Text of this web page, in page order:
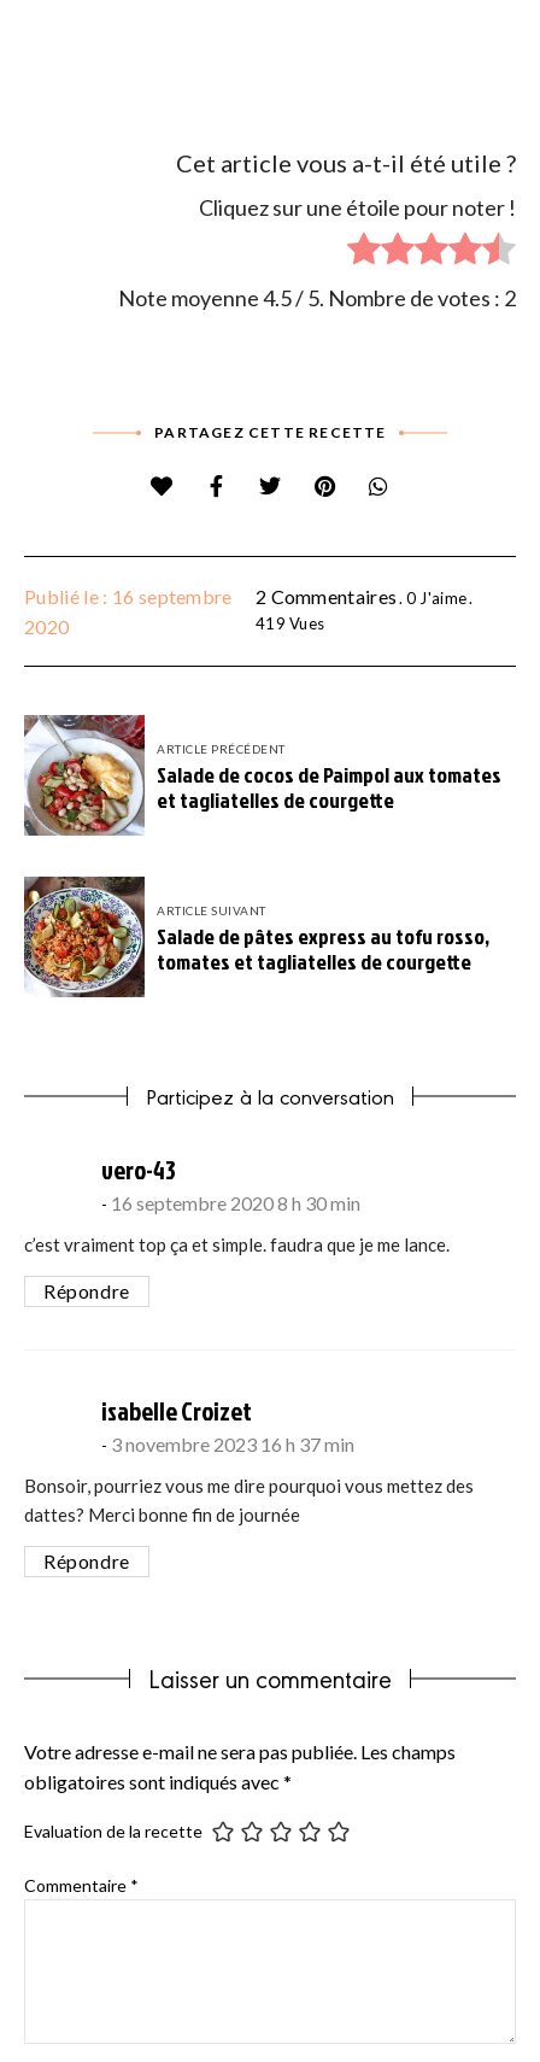
Cet article vous a-t-il été utile ?
Cliquez sur une étoile pour noter !
Note moyenne4.5/ 5. Nombre de votes : 2
PARTAGEZ CETTE RECETTE
Publié le : 16 septembre
2020
2 Commentaires 0 J'aime
419 Vues
ARTICLE PRÉCÉDENT
Salade de cocos de Paimpol aux tomates
et tagliatelles de courgette
ARTICLE SUIVANT
Salade de pâtes express au tofu rosso,
tomates et tagliatelles de courgette
Participez à la conversation
vero-43
16 septembre 2020 8 h 30 min
c’est vraiment top ça et simple. faudra que je me lance.
Répondre
isabelle Croizet
3 novembre 2023 16 h 37 min
Bonsoir, pourriez vous me dire pourquoi vous mettez des
dattes? Merci bonne fin de journée
Répondre
Laisser un commentaire
Votre adresse e-mail ne sera pas publiée. Les champs
obligatoires sont indiqués avec *
Evaluation de la recette
Commentaire *